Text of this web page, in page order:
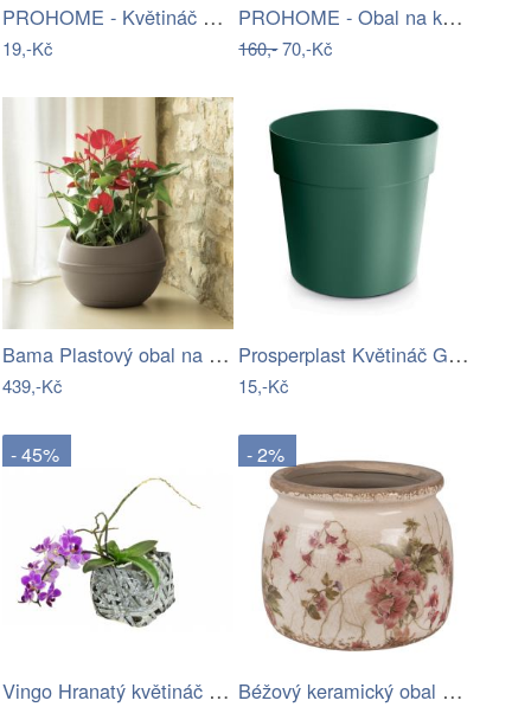
PROHOME - Květináč CAMPANULA 13 terakota
19,-Kč
PROHOME - Obal na květináč NITLY 22cm…
160,-70,-Kč
Bama Plastový obal na květináč Sfera…
439,-Kč
Prosperplast Květináč GROW zelený,…
15,-Kč
- 45%
Vingo Hranatý květináč z dýhy šedý s…
- 2%
Béžový keramický obal na květináč s…